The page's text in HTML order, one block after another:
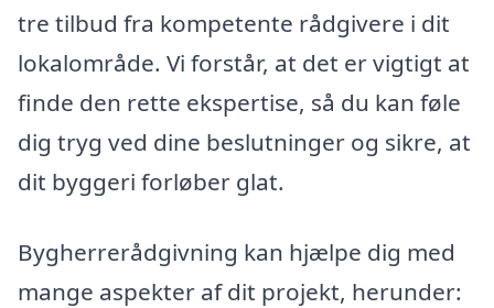
tre tilbud fra kompetente rådgivere i dit
lokalområde. Vi forstår, at det er vigtigt at
finde den rette ekspertise, så du kan føle
dig tryg ved dine beslutninger og sikre, at
dit byggeri forløber glat.
Bygherrerådgivning kan hjælpe dig med
mange aspekter af dit projekt, herunder: